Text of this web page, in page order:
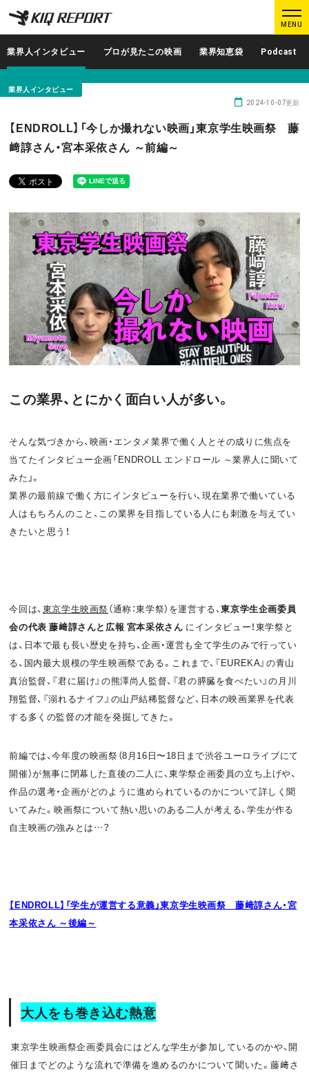
K
I
Q
R
P
R
T
MENU
K
I
Q
R
P
R
T
ログイン 新規登録
調査レポート
プロが見たこの映画 業界知恵袋
Podcast データでヒット予報
KIQ REPORTとは? 運営会社
お問い合わせ 利用規約
OFFICIAL
T
i
t
r
F
a
o
o
k
o
s
t
業界人インタビュー プロが見たこの映画 業界知恵袋 Podcast
業界人インタビュー
【ENDROLL】「今しか撮れない映画」東京学生映画祭 藤
﨑諄さん・宮本采依さん ～前編～
2024-10-07更新
この業界、とにかく面白い人が多い。
そんな気づきから、映画・エンタメ業界で働く人とその成りに焦点を
当てたインタビュー企画「ENDROLL エンドロール ～業界人に聞いて
みた」。
業界の最前線で働く方にインタビューを行い、現在業界で働いている
人はもちろんのこと、この業界を目指している人にも刺激を与えてい
きたいと思う！
今回は、東京学生映画祭 （通称：東学祭）を運営する、東京学生企画委員
会の代表 藤﨑諄さんと広報 宮本采依さん にインタビュー！東学祭と
は、日本で最も長い歴史を持ち、企画・運営も全て学生のみで行ってい
る、国内最大規模の学生映画祭である。これまで、『EUREKA』の青山
真治監督、『君に届け』の熊澤尚人監督、『君の膵臓を食べたい』の月川
翔監督、『溺れるナイフ』の山戸結稀監督など、日本の映画業界を代表
する多くの監督の才能を発掘してきた。
前編では、今年度の映画祭（8月16日〜18日まで渋谷ユーロライブにて
開催）が無事に閉幕した直後の二人に、東学祭企画委員の立ち上げや、
作品の選考・企画がどのように進められているのかについて詳しく聞
いてみた。映画祭について熱い思いのある二人が考える、学生が作る
自主映画の強みとは…？
【ENDROLL】「学生が運営する意義」東京学生映画祭 藤﨑諄さん・宮
本采依さん ～後編～
大人をも巻き込む熱意
東京学生映画祭企画委員会にはどんな学生が参加しているのかや、開
催日までどのような流れで準備を進めるのかについて聞いた。藤﨑さ